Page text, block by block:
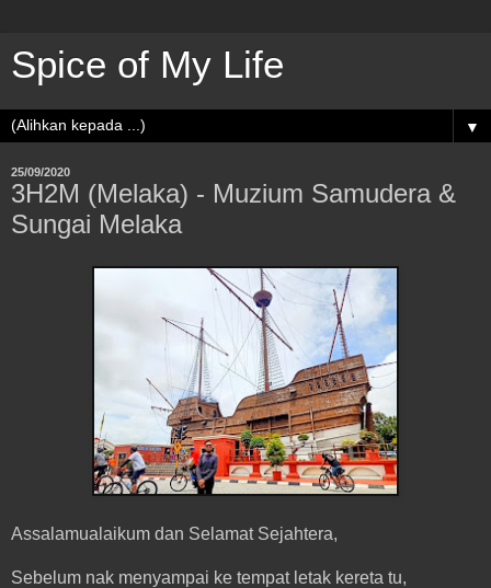
Spice of My Life
▼
25/09/2020
3H2M (Melaka) - Muzium Samudera &
Sungai Melaka
Assalamualaikum dan Selamat Sejahtera,
Sebelum nak menyampai ke tempat letak kereta tu,